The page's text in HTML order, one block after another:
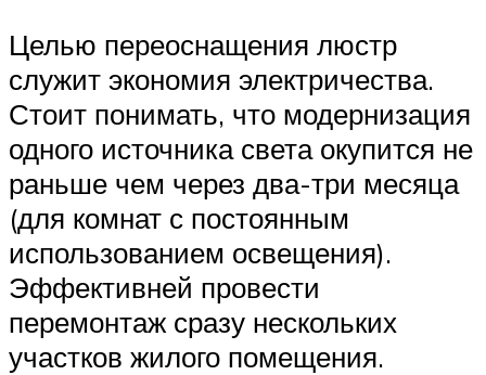
Целью переоснащения люстр
служит экономия электричества.
Стоит понимать, что модернизация
одного источника света окупится не
раньше чем через два-три месяца
(для комнат с постоянным
использованием освещения).
Эффективней провести
перемонтаж сразу нескольких
участков жилого помещения.